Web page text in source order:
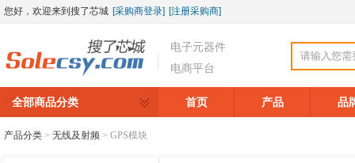
您好，欢迎来到搜了芯城 [采购商登录] [注册采购商]
电子元器件
电商平台
全部商品分类 首页 产品 品
产品分类 > 无线及射频 > GPS模块